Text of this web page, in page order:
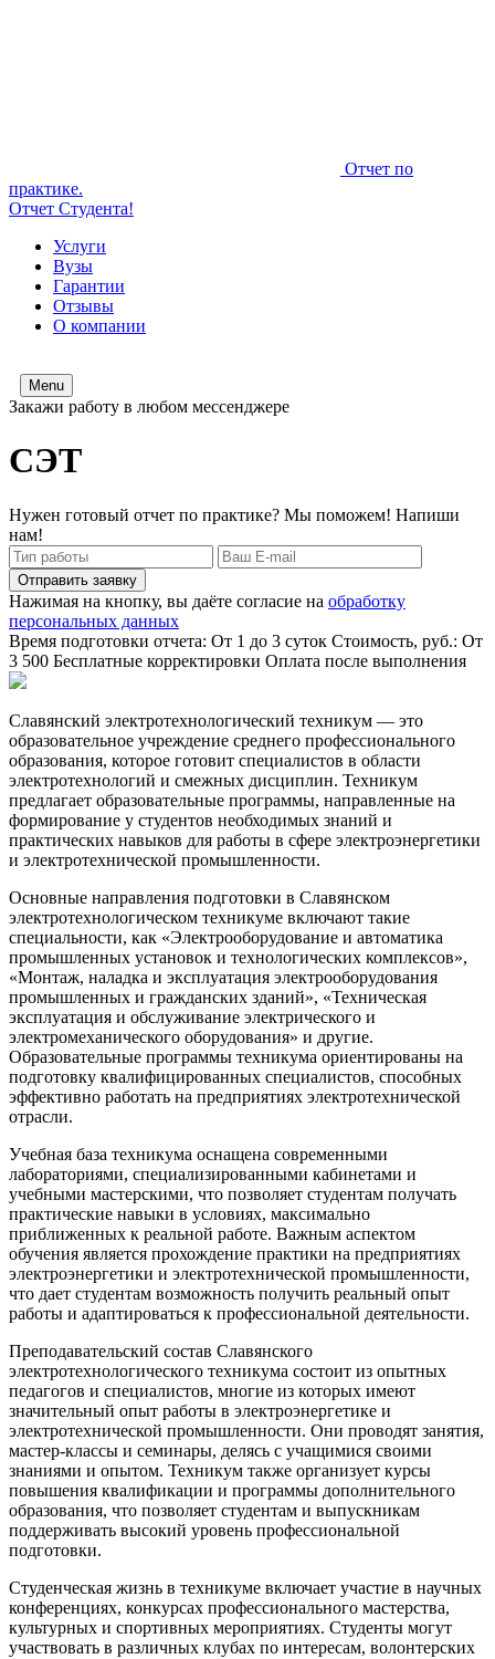
Отчет по
практике.
Отчет Студента!
Услуги
Вузы
Гарантии
Отзывы
О компании
Menu
Закажи работу в любом мессенджере
СЭТ
Нужен готовый отчет по практике? Мы поможем! Напиши
нам!
Отправить заявку
Нажимая на кнопку, вы даёте согласие на обработку
персональных данных
Время подготовки отчета: От 1 до 3 суток Стоимость, руб.: От
3 500 Бесплатные корректировки Оплата после выполнения
Славянский электротехнологический техникум — это
образовательное учреждение среднего профессионального
образования, которое готовит специалистов в области
электротехнологий и смежных дисциплин. Техникум
предлагает образовательные программы, направленные на
формирование у студентов необходимых знаний и
практических навыков для работы в сфере электроэнергетики
и электротехнической промышленности.
Основные направления подготовки в Славянском
электротехнологическом техникуме включают такие
специальности, как «Электрооборудование и автоматика
промышленных установок и технологических комплексов»,
«Монтаж, наладка и эксплуатация электрооборудования
промышленных и гражданских зданий», «Техническая
эксплуатация и обслуживание электрического и
электромеханического оборудования» и другие.
Образовательные программы техникума ориентированы на
подготовку квалифицированных специалистов, способных
эффективно работать на предприятиях электротехнической
отрасли.
Учебная база техникума оснащена современными
лабораториями, специализированными кабинетами и
учебными мастерскими, что позволяет студентам получать
практические навыки в условиях, максимально
приближенных к реальной работе. Важным аспектом
обучения является прохождение практики на предприятиях
электроэнергетики и электротехнической промышленности,
что дает студентам возможность получить реальный опыт
работы и адаптироваться к профессиональной деятельности.
Преподавательский состав Славянского
электротехнологического техникума состоит из опытных
педагогов и специалистов, многие из которых имеют
значительный опыт работы в электроэнергетике и
электротехнической промышленности. Они проводят занятия,
мастер-классы и семинары, делясь с учащимися своими
знаниями и опытом. Техникум также организует курсы
повышения квалификации и программы дополнительного
образования, что позволяет студентам и выпускникам
поддерживать высокий уровень профессиональной
подготовки.
Студенческая жизнь в техникуме включает участие в научных
конференциях, конкурсах профессионального мастерства,
культурных и спортивных мероприятиях. Студенты могут
участвовать в различных клубах по интересам, волонтерских